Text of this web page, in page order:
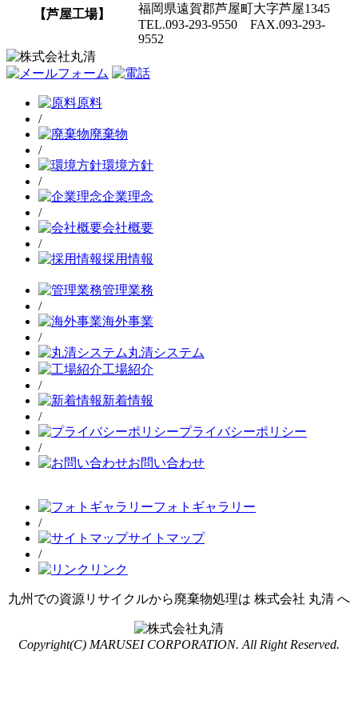
【芦屋工場】
福岡県遠賀郡芦屋町大字芦屋1345
TEL.093-293-9550 FAX.093-293-
9552
原料
/
廃棄物
/
環境方針
/
企業理念
/
会社概要
/
採用情報
管理業務
/
海外事業
/
丸清システム
工場紹介
/
新着情報
/
プライバシーポリシー
/
お問い合わせ
フォトギャラリー
/
サイトマップ
/
リンク
九州での資源リサイクルから廃棄物処理は 株式会社 丸清 へ
Copyright(C) MARUSEI CORPORATION. All Right Reserved.